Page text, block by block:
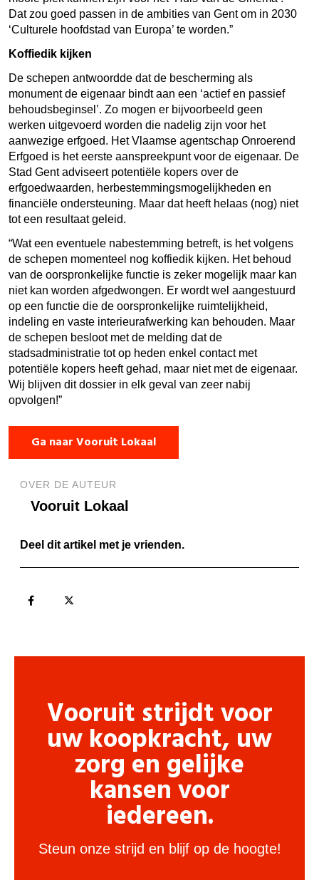
Dat zou goed passen in de ambities van Gent om in 2030
‘Culturele hoofdstad van Europa’ te worden.”
Koffiedik kijken
De schepen antwoordde dat de bescherming als
monument de eigenaar bindt aan een ‘actief en passief
behoudsbeginsel’. Zo mogen er bijvoorbeeld geen
werken uitgevoerd worden die nadelig zijn voor het
aanwezige erfgoed. Het Vlaamse agentschap Onroerend
Erfgoed is het eerste aanspreekpunt voor de eigenaar. De
Stad Gent adviseert potentiële kopers over de
erfgoedwaarden, herbestemmingsmogelijkheden en
financiële ondersteuning. Maar dat heeft helaas (nog) niet
tot een resultaat geleid.
“Wat een eventuele nabestemming betreft, is het volgens
de schepen momenteel nog koffiedik kijken. Het behoud
van de oorspronkelijke functie is zeker mogelijk maar kan
niet kan worden afgedwongen. Er wordt wel aangestuurd
op een functie die de oorspronkelijke ruimtelijkheid,
indeling en vaste interieurafwerking kan behouden. Maar
de schepen besloot met de melding dat de
stadsadministratie tot op heden enkel contact met
potentiële kopers heeft gehad, maar niet met de eigenaar.
Wij blijven dit dossier in elk geval van zeer nabij
opvolgen!”
Ga naar Vooruit Lokaal
OVER DE AUTEUR
Vooruit Lokaal
Deel dit artikel met je vrienden.
Vooruit strijdt voor
uw koopkracht, uw
zorg en gelijke
kansen voor
iedereen.
Steun onze strijd en blijf op de hoogte!